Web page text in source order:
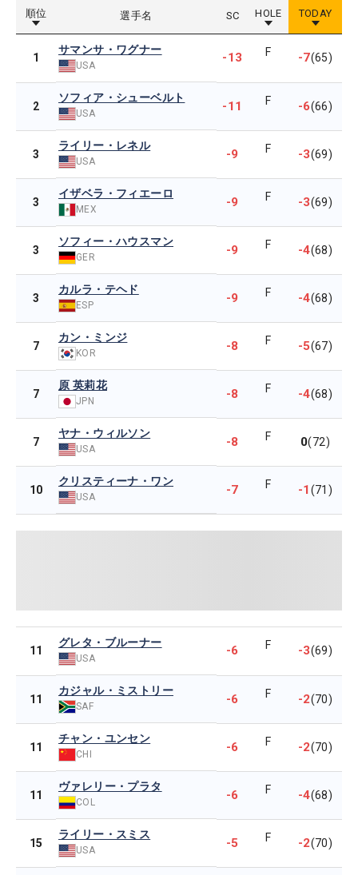
順位 選手名 SC HOLE TODAY
1
サマンサ・ワグナー
USA
-13 F -7(65)
2
ソフィア・シューベルト
USA -11 F -6(66)
3
ライリー・レネル
USA -9 F -3(69)
3
イザベラ・フィエーロ
MEX -9 F -3(69)
3
ソフィー・ハウスマン
GER -9 F -4(68)
3
カルラ・テヘド
ESP -9 F -4(68)
7
カン・ミンジ
KOR -8 F -5(67)
7
原 英莉花
JPN -8 F -4(68)
7
ヤナ・ウィルソン
USA -8 F 0(72)
10
クリスティーナ・ワン
USA -7 F -1(71)
11
グレタ・ブルーナー
USA
-6 F -3(69)
11
カジャル・ミストリー
SAF -6 F -2(70)
11
チャン・ユンセン
CHI -6 F -2(70)
11
ヴァレリー・プラタ
COL -6 F -4(68)
15
ライリー・スミス
USA -5 F -2(70)